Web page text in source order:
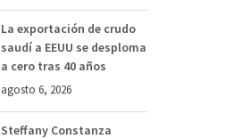
La exportación de crudo
saudí a EEUU se desploma
a cero tras 40 años
agosto 6, 2026
Steffany Constanza